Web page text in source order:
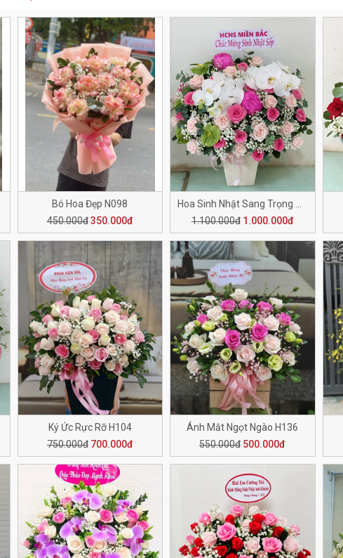
Bó Hoa Đẹp N098
450.000đ 350.000đ
1.100.000đ 1.000.000đ
Ký Ức Rực Rỡ H104
750.000đ 700.000đ
Ánh Mắt Ngọt Ngào H136
550.000đ 500.000đ